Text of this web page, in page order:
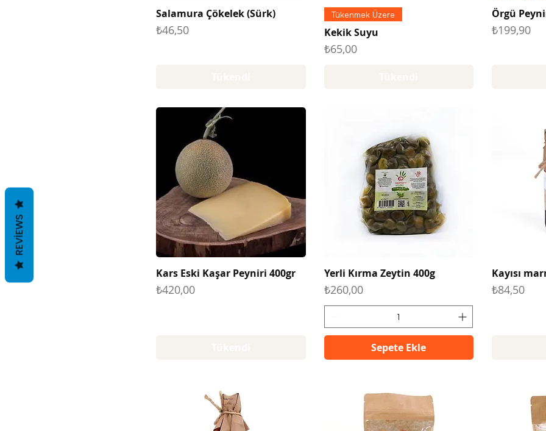
Salamura Çökelek (Sürk)
Fiyat
₺46,50
Tükenmek Üzere
Kekik Suyu
Fiyat
₺65,00
Örgü
Fiyat
₺199,90
Kars Eski Kaşar Peyniri 400gr
Fiyat
₺420,00
Yerli Kırma Zeytin 400g
Fiyat
₺260,00
Sepete Ekle
Kayısı
Fiyat
₺84,50
REVIEWS